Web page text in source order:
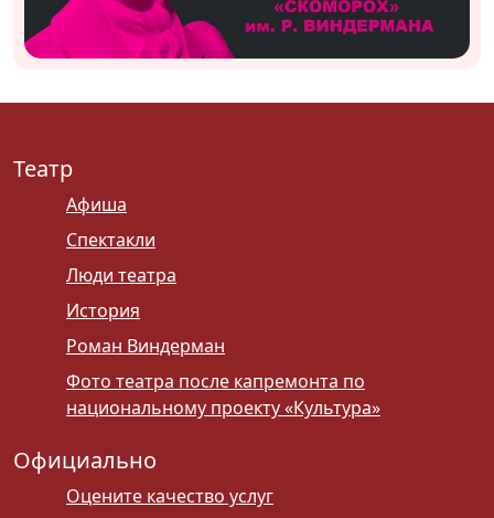
Театр
Афиша
Спектакли
Люди театра
История
Роман Виндерман
Фото театра после капремонта по
национальному проекту «Культура»
Официально
Оцените качество услуг